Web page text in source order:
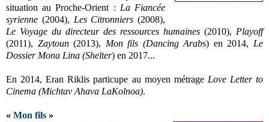
situation au Proche-Orient : La Fiancée
syrienne (2004), Les Citronniers (2008),
Le Voyage du directeur des ressources humaines (2010), Playoff
(2011), Zaytoun(2013), Mon fils (Dancing Arabs) en 2014, Le
Dossier Mona Lina (Shelter) en 2017...
En 2014, Eran Riklis particupe au moyen métrage Love Letter to
Cinema (Michtav Ahava LaKolnoa).
« Mon fils »